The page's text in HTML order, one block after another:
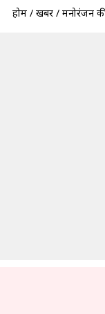
होम / खबरें / मनोरंजन